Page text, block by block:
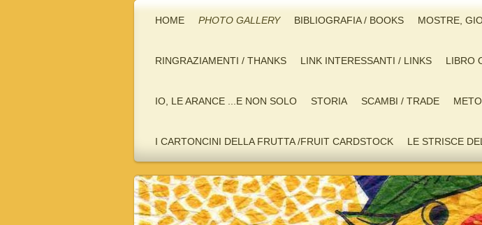
HOME PHOTO GALLERY BIBLIOGRAFIA / BOOKS MOSTRE,
RINGRAZIAMENTI / THANKS LINK INTERESSANTI / LINKS LIBRO
IO, LE ARANCE ...E NON SOLO STORIA SCAMBI / TRADE
I CARTONCINI DELLA FRUTTA /FRUIT CARDSTOCK LE STRISCE